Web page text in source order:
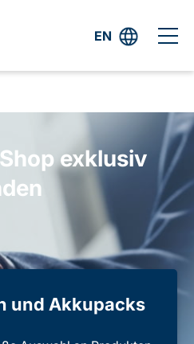
EN
exklusiv
und Akkupacks